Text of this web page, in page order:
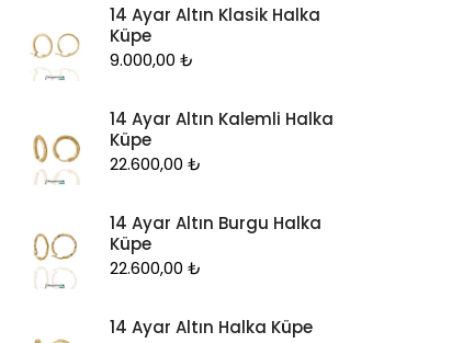
Şahmeran
Yüzük
14 Ayar Altın Klasik Halka
Küpe
9.000,00 ₺
14 Ayar Altın Kalemli Halka
Küpe
22.600,00 ₺
14 Ayar Altın Burgu Halka
Küpe
22.600,00 ₺
14 Ayar Altın Halka Küpe